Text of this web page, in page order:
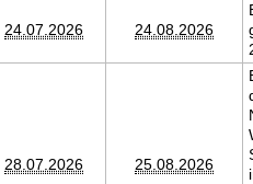
24.07.2026 24.08.2026
28.07.2026 25.08.2026